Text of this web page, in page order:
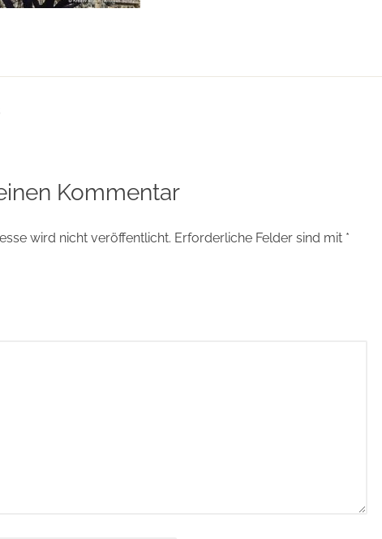
Kommentar
wird nicht veröffentlicht. Erforderliche Felder sind mit *